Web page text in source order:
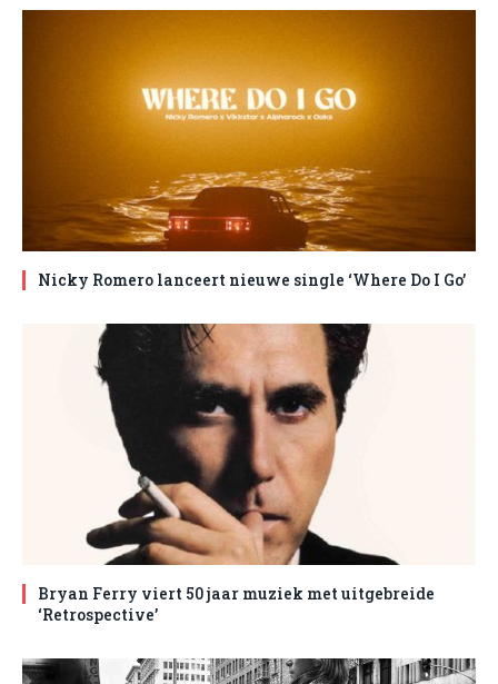
Nicky Romero lanceert nieuwe single ‘Where Do I Go’
Bryan Ferry viert 50 jaar muziek met uitgebreide
‘Retrospective’